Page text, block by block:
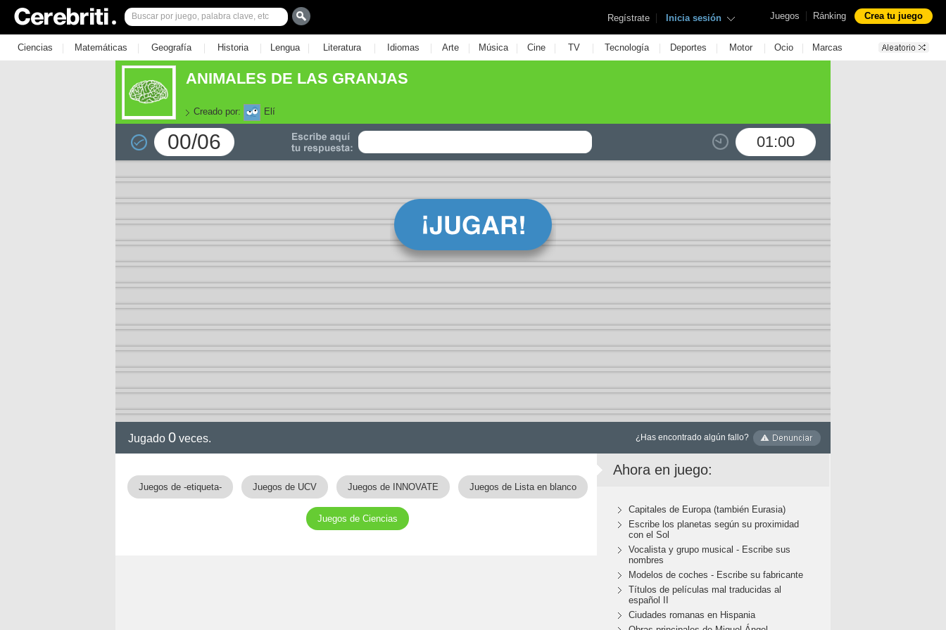
Juegos | Ránking Crea tu juego
Regístrate | Inicia sesión
Ciencias | Matemáticas | Geografía | Historia | Lengua | Literatura | Idiomas | Arte | Música | Cine | TV | Tecnología | Deportes | Motor | Ocio | Marcas
ANIMALES DE LAS GRANJAS
Creado por: Elí
00/06 01:00
Jugado 0 veces. ¿Has encontrado algún fallo?
Juegos de -etiqueta- Juegos de UCV Juegos de INNOVATE Juegos de Lista en blanco
Juegos de Ciencias
Ahora en juego:
Capitales de Europa (también Eurasia)
Escribe los planetas según su proximidad
con el Sol
Vocalista y grupo musical - Escribe sus
nombres
Modelos de coches - Escribe su fabricante
Títulos de películas mal traducidas al
español II
Ciudades romanas en Hispania